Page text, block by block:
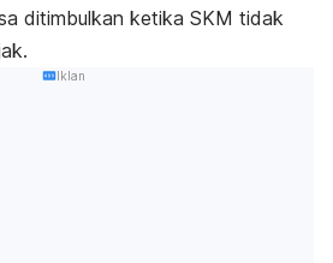
ditimbulkan ketika SKM tidak
Iklan